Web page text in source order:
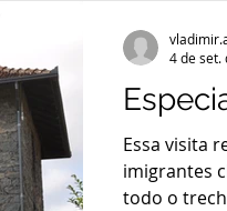
Essa visita
imigrantes
todo o
4 de set.